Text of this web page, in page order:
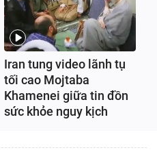
Iran tung video lãnh tụ
tối cao Mojtaba
Khamenei giữa tin đồn
sức khỏe nguy kịch